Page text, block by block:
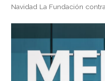
Navidad La Fundación